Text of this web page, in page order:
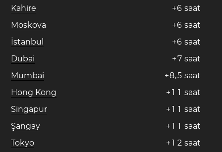
Kahire
+6 saat
Moskova
+6 saat
İstanbul
+6 saat
Dubai
+7 saat
Mumbai
+8,5 saat
Hong Kong
+ 1 1 saat
Singapur
+ 1 1 saat
Şangay
+ 1 1 saat
Tokyo
+ 1 2 saat